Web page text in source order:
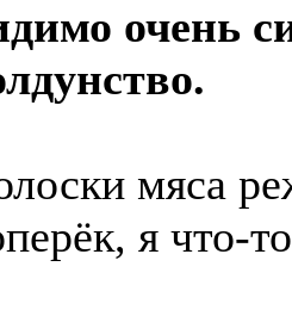
очень
мяса
я что-